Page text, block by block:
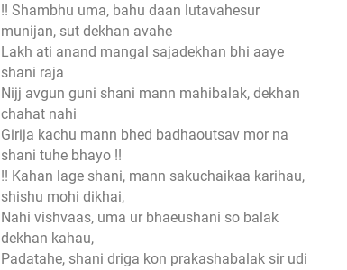
!! Shambhu uma, bahu daan lutavahesur
munijan, sut dekhan avahe
Lakh ati anand mangal sajadekhan bhi aaye
shani raja
Nijj avgun guni shani mann mahibalak, dekhan
chahat nahi
Girija kachu mann bhed badhaoutsav mor na
shani tuhe bhayo !!
!! Kahan lage shani, mann sakuchaikaa karihau,
shishu mohi dikhai,
Nahi vishvaas, uma ur bhaeushani so balak
dekhan kahau,
Padatahe, shani driga kon prakashabalak sir udi